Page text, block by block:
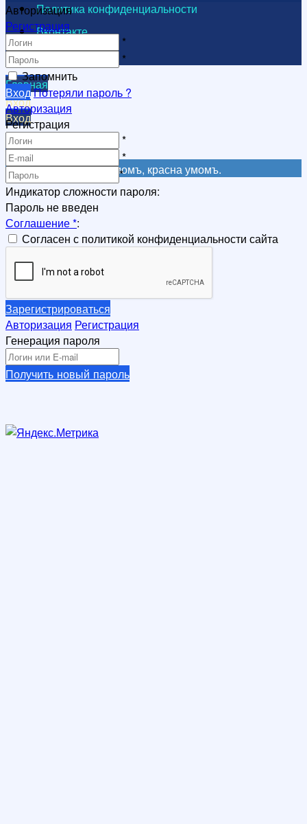
Политика конфиденциальности
Вконтакте
Видеоканал
Главная
Вход
Вход
Регистрация
Регистрация
Не красна книга письмомъ, красна умомъ.
Авторизация
Регистрация
*
*
Запомнить
ВходПотеряли пароль ?
Авторизация
Регистрация
*
*
*
Индикатор сложности пароля:
Пароль не введен
Соглашение*:
Согласен с политикой конфиденциальности сайта
Зарегистрироваться
Авторизация Регистрация
Генерация пароля
Получить новый пароль